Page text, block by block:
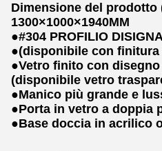
Dimensione del prodotto
1300×1000×1940MM
●#304 PROFILIO
●(disponibile con
●Vetro finito con
(disponibile vetro
●Manico più grande e
●Porta in vetro a doppia
●Base doccia in acrilico